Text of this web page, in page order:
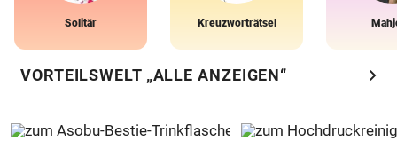
Solitär Kreuzworträtsel
VORTEILSWELT „ALLE ANZEIGEN“ chevron_right